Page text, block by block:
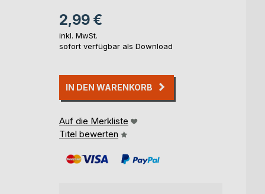
2,99 €
inkl. MwSt.
sofort verfügbar als Download
IN DEN WARENKORB
Auf die Merkliste
Titel bewerten